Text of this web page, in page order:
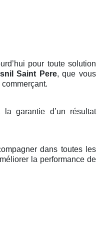
pour toute solution
Saint Pere, que vous
garantie d’un résultat
dans toutes les
la performance de